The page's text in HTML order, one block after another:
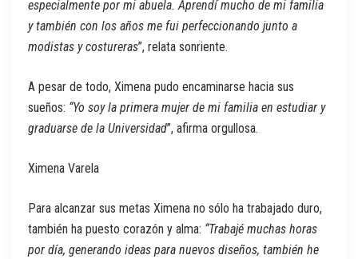
especialmente por mi abuela. Aprendí mucho de mi familia
y también con los años me fui perfeccionando junto a
modistas y costureras”, relata sonriente.
A pesar de todo, Ximena pudo encaminarse hacia sus
sueños: “Yo soy la primera mujer de mi familia en estudiar y
graduarse de la Universidad”, afirma orgullosa.
Ximena Varela
Para alcanzar sus metas Ximena no sólo ha trabajado duro,
también ha puesto corazón y alma: “Trabajé muchas horas
por día, generando ideas para nuevos diseños, también he